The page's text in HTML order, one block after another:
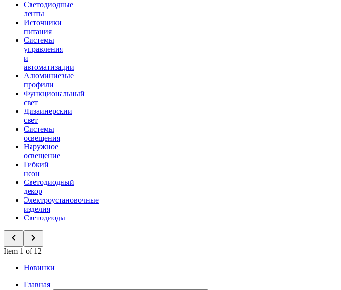
Светодиодные
ленты
Источники
питания
Системы
управления
и
автоматизации
Алюминиевые
профили
Функциональный
свет
Дизайнерский
свет
Системы
освещения
Наружное
освещение
Гибкий
неон
Светодиодный
декор
Электроустановочные
изделия
Светодиоды
Item 1 of 12
Новинки
Главная